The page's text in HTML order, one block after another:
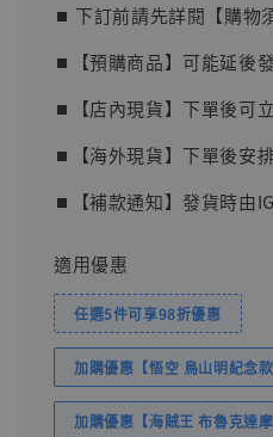
⏹︎ 下訂前請先詳閱【購物
⏹︎【預購商品】可能延後
⏹︎【店內現貨】下單後可
⏹︎【海外現貨】下單後安
⏹︎【補款通知】發貨時由
適用優惠
任選5件可享98折優惠
加購優惠【悟空 鳥山明紀念
加購優惠【海賊王 布魯克達